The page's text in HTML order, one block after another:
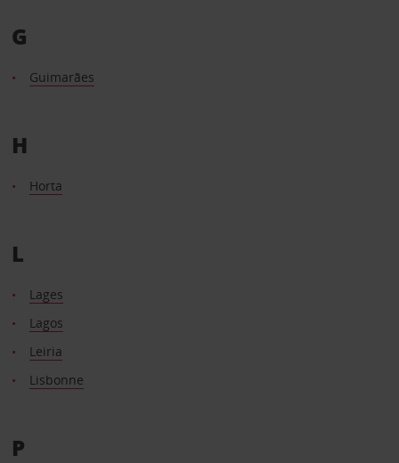
G
Guimarães
H
Horta
L
Lages
Lagos
Leiria
Lisbonne
P